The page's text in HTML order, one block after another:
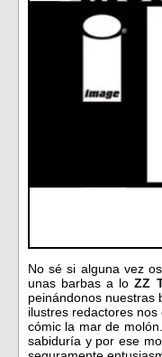
No sé si alguna vez
unas barbas a loZZ
peinándonos nuestras
ilustres redactores
cómic la mar de
sabiduría y por ese